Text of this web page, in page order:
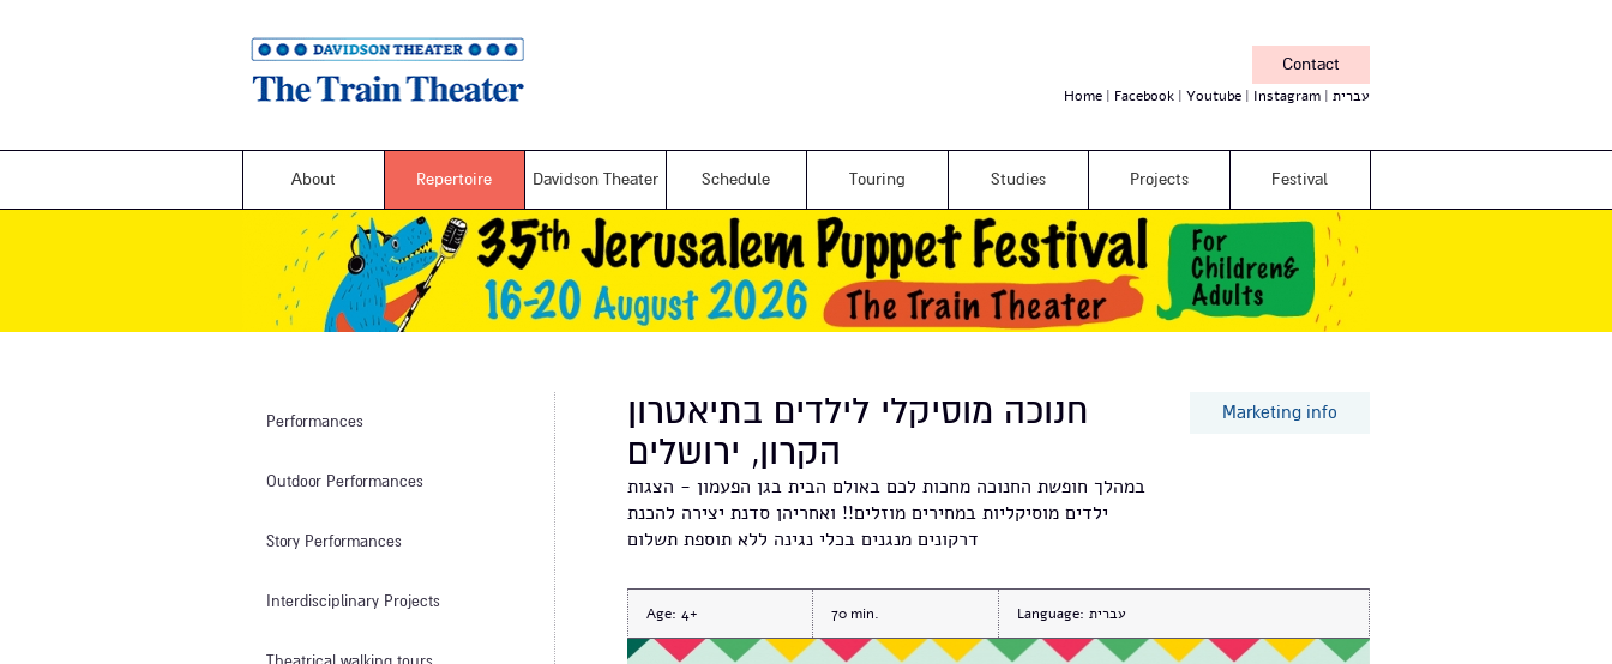
Contact
Home Facebook Youtube Instagram עברית
About Repertoire Davidson Theater Schedule Touring Studies Projects Festival
Performances
Outdoor Performances
Story Performances
Interdisciplinary Projects
חנוכה מוסיקלי לילדים בתיאטרון
הקרון, ירושלים
במהלך חופשת החנוכה מחכות לכם באולם הבית בגן הפעמון - הצגות
ילדים מוסיקליות במחירים מוזלים!! ואחריהן סדנת יצירה להכנת
דרקונים מנגנים בכלי נגינה ללא תוספת תשלום
Marketing info
Age: 4+ 70 Language: עברית